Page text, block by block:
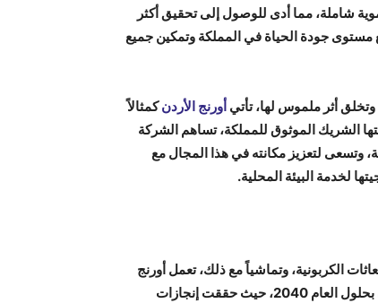
شاملة، مما أدى للوصول إلى تحقيق أكثر
مستوى جودة الحياة في المملكة وتمكين جميع
وتخلق أثر ملموس لها، تأتي أورنج الأردنكمثالاً
الشريك الموثوق للمملكة، تساهم الشركة
وتسعى لتعزيز مكانته في هذا المجال مع
لخدمة البيئة المحلية.
الكربونية، وتماشياً مع ذلك، تعمل أورنج
الأردن وفق خطة استراتيجية شاملة للوصول إلى صفر انبعاثات كربون بحلول العام 2040، حيث حققت إنجازات